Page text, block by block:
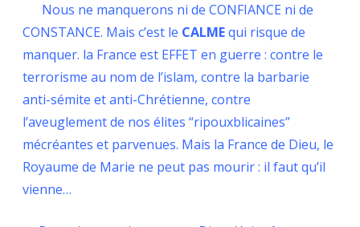
Nous ne manquerons ni de CONFIANCE ni de
CONSTANCE. Mais c’est le CALMEqui risque de
manquer. la France est EFFET en guerre : contre le
terrorisme au nom de l’islam, contre la barbarie
anti-sémite et anti-Chrétienne, contre
l’aveuglement de nos élites “ripouxblicaines”
mécréantes et parvenues. Mais la France de Dieu, le
Royaume de Marie ne peut pas mourir : il faut qu’il
vienne…